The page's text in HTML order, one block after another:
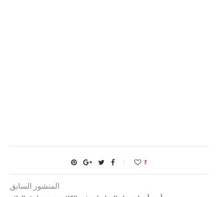
1
المنشور السابق